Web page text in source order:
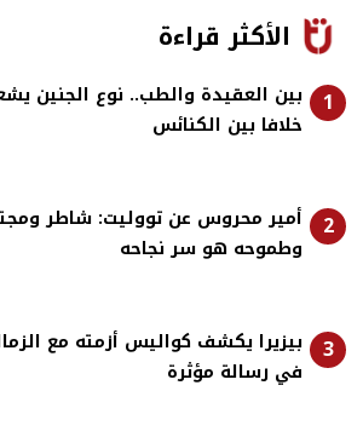
الأكثر قراءة
1
بين العقيدة والطب.. نوع الجنين
خلافا بين الكنائس
2
أمير محروس عن تووليت: شاطر
وطموحه هو سر نجاحه
3
بيزيرا يكشف كواليس أزمته مع
في رسالة مؤثرة